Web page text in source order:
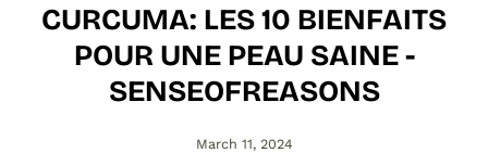
CURCUMA: LES 10 BIENFAITS
POUR UNE PEAU SAINE -
SENSEOFREASONS
March 11, 2024